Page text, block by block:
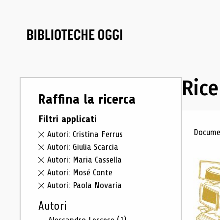
Raffina la ricerca
Filtri applicati
Autori: Cristina Ferrus
Autori: Giulia Scarcia
Autori: Maria Cassella
Autori: Mosé Conte
Autori: Paola Novaria
Autori